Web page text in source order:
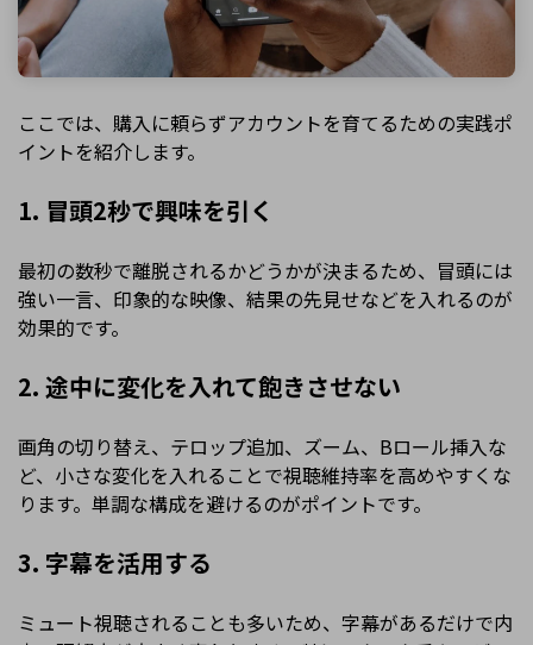
ここでは、購入に頼らずアカウントを育てるための実践ポ
イントを紹介します。
1. 冒頭2秒で興味を引く
最初の数秒で離脱されるかどうかが決まるため、冒頭には
強い一言、印象的な映像、結果の先見せなどを入れるのが
効果的です。
2. 途中に変化を入れて飽きさせない
画角の切り替え、テロップ追加、ズーム、Bロール挿入な
ど、小さな変化を入れることで視聴維持率を高めやすくな
ります。単調な構成を避けるのがポイントです。
3. 字幕を活用する
ミュート視聴されることも多いため、字幕があるだけで内